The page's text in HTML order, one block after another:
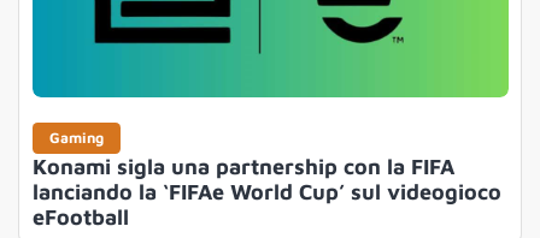
Gaming
Konami sigla una partnership con la FIFA
lanciando la ‘FIFAe World Cup’ sul videogioco
eFootball